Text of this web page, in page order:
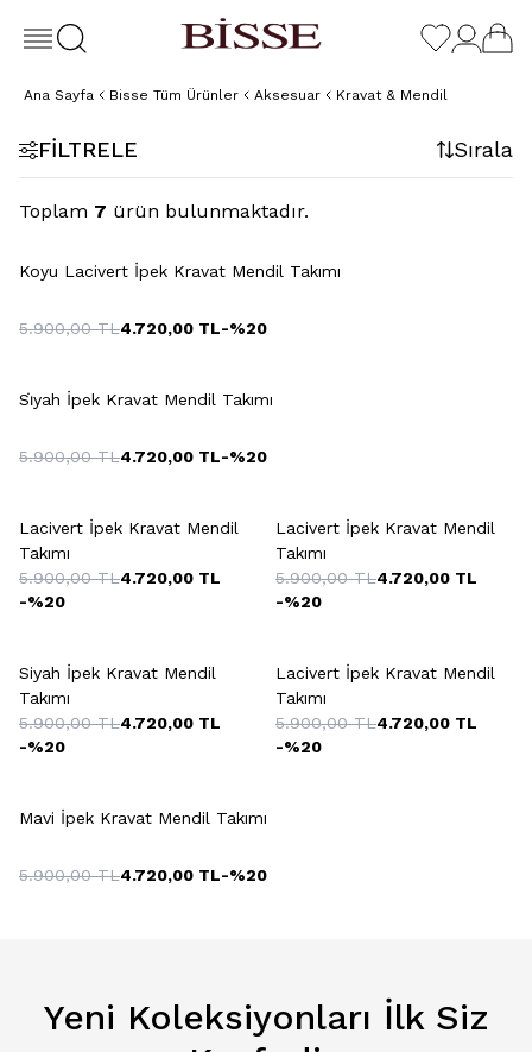
Ana Sayfa Bisse Tüm Ürünler Aksesuar Kravat & Mendil
FILTRELE Sırala
Toplam 7 ürün bulunmaktadır.
Koyu Lacivert İpek Kravat Mendil Takımı
5.900,00TL4.720,00 TL-%20
Si̇yah İpek Kravat Mendil Takımı
5.900,00TL4.720,00 TL-%20
Lacivert İpek Kravat Mendil
Takımı
5.900,00TL4.720,00 TL
-%20
Lacivert İpek Kravat Mendil
Takımı
5.900,00TL4.720,00 TL
-%20
Siyah İpek Kravat Mendil
Takımı
5.900,00TL4.720,00 TL
-%20
Lacivert İpek Kravat Mendil
Takımı
5.900,00TL4.720,00 TL
-%20
Mavi İpek Kravat Mendil Takımı
5.900,00TL4.720,00 TL-%20
Yeni Koleksiyonları İlk Siz